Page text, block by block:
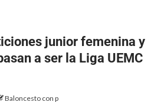
junior femenina y
a ser la Liga UEMC
Baloncesto con p